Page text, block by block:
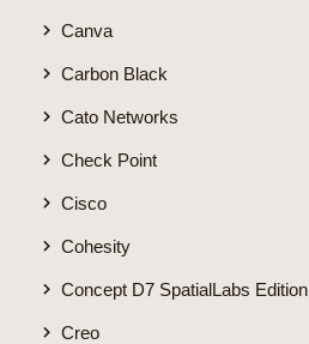
Canva
Carbon Black
Cato Networks
Check Point
Cisco
Cohesity
Concept D7 SpatialLabs Edition
Creo